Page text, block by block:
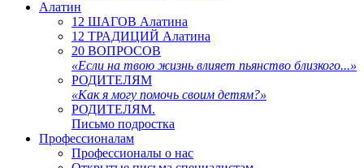
Алатин
12 ШАГОВ Алатина
12 ТРАДИЦИЙ Алатина
20 ВОПРОСОВ
«Если на твою жизнь влияет пьянство близкого...»
РОДИТЕЛЯМ
«Как я могу помочь своим детям?»
РОДИТЕЛЯМ.
Письмо подростка
Профессионалам
Профессионалы о нас